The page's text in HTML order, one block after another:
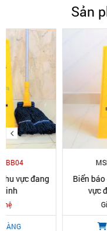
Sản
Biển báo đặt sàn chữ A
vực đang sửa chữa